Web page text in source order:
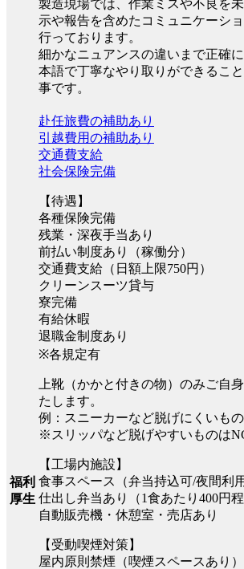
製造現場では、作業ミスや不良を
示や報告を含めたコミュニケーシ
行っております。
細かなニュアンスの違いまで正確
本語で丁寧なやり取りができるこ
事です。
福利
厚生
赴任旅費の補助あり
引越費用の補助あり
交通費支給
社会保険完備
【待遇】
各種保険完備
残業・深夜手当あり
前払い制度あり（稼働分）
交通費支給（日額上限750円）
クリーンスーツ貸与
寮完備
有給休暇
退職金制度あり
※各規定有
上靴（かかと付きの物）のみご自
たします。
例：スニーカーなど脱げにくいもの
※スリッパなど脱げやすいものは
【工場内施設】
食事スペース（弁当持込可/夜間利用
仕出し弁当あり（1食あたり400円程
自動販売機・休憩室・売店あり
【受動喫煙対策】
屋内原則禁煙（喫煙スペースあり）